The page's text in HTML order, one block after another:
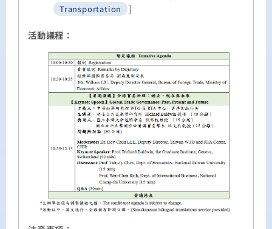
Transportation ]
活動議程：